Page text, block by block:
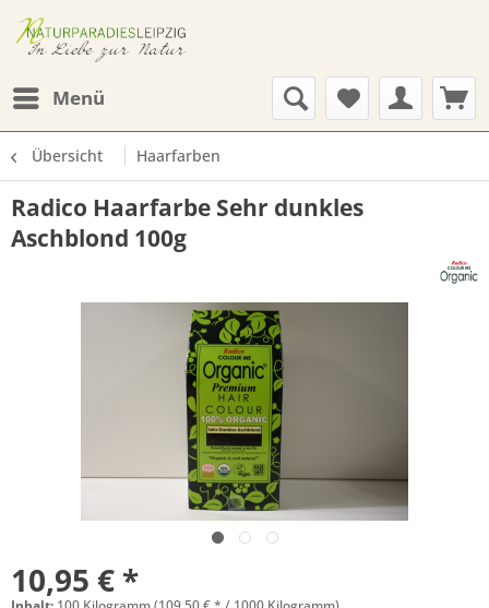
Menü
Übersicht Haarfarben
Radico Haarfarbe Sehr dunkles
Aschblond 100g
10,95 € *